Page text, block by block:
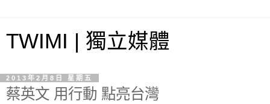
TWIMI | 獨立媒體
2013年2月8日 星期五
蔡英文 用行動 點亮台灣